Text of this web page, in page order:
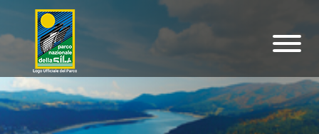
Vai al contenuto principale